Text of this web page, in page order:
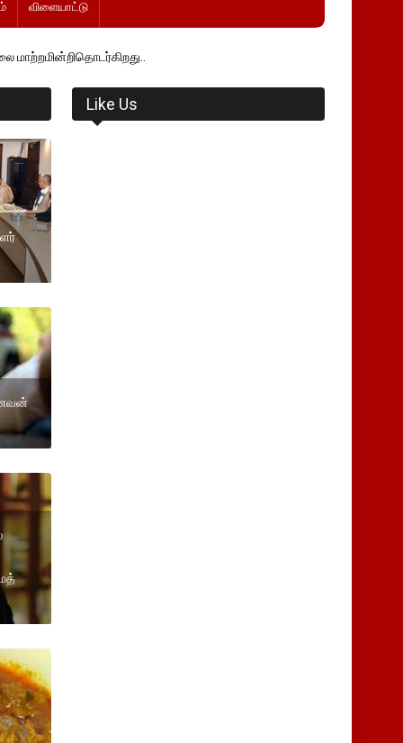
விளையாட்டு
Like Us